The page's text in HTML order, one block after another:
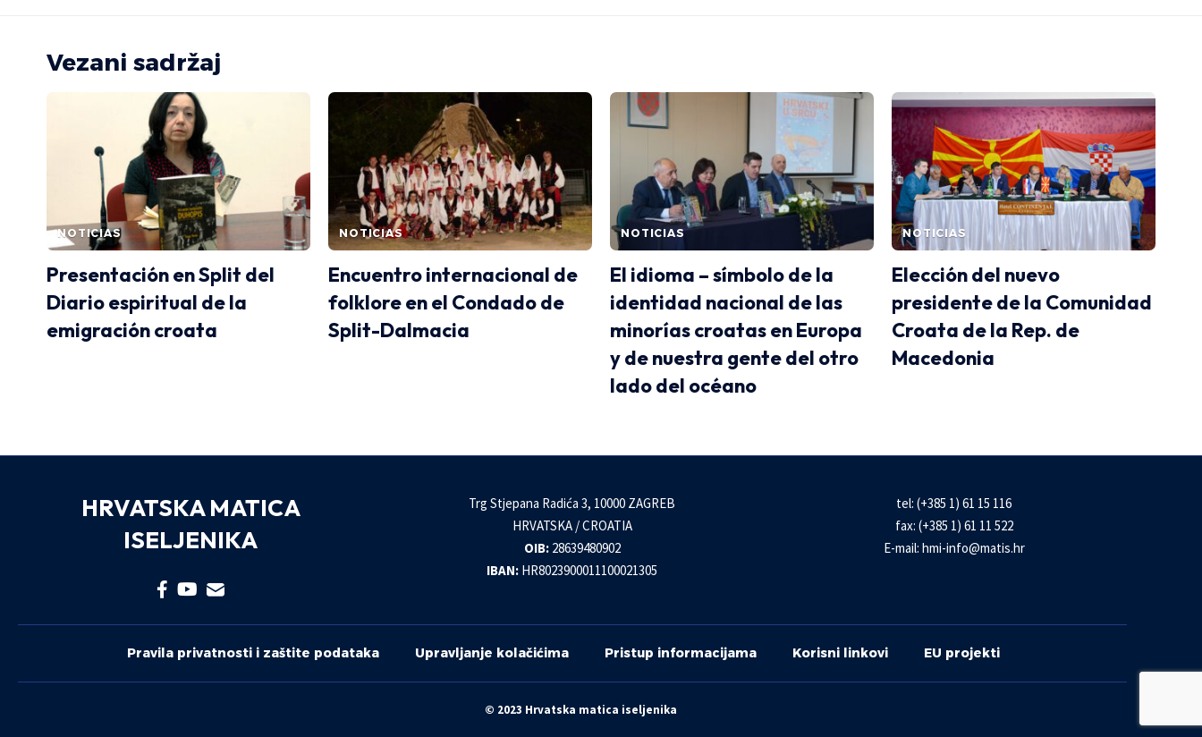
Vezani sadržaj
NOTICIAS
Presentación en Split del
Diario espiritual de la
emigración croata
NOTICIAS
Encuentro internacional de
folklore en el Condado de
Split-Dalmacia
NOTICIAS
El idioma – símbolo de la
identidad nacional de las
minorías croatas en Europa
y de nuestra gente del otro
lado del océano
NOTICIAS
Elección del nuevo
presidente de la Comunidad
Croata de la Rep. de
Macedonia
HRVATSKA MATICA
ISELJENIKA
Trg Stjepana Radića 3, 10000 ZAGREB
HRVATSKA / CROATIA
OIB:28639480902
IBAN: HR8023900011100021305
tel: (+385 1) 61 15 116
fax: (+385 1) 61 11 522
E-mail: hmi-info@matis.hr
Pravila privatnosti i zaštite podataka Upravljanje kolačićima Pristup informacijama Korisni linkovi EU projekti
© 2023 Hrvatska matica iseljenika